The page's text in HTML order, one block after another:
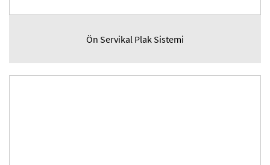
Ön Servikal Plak Sistemi